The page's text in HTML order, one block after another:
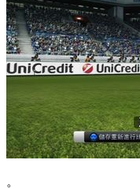
。